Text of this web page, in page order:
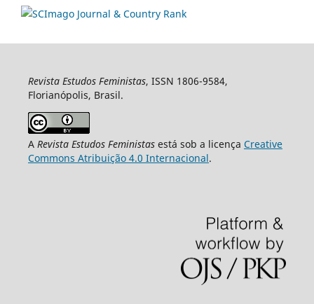
Revista Estudos Feministas, ISSN 1806-9584,
Florianópolis, Brasil.
A Revista Estudos Feministasestá sob a licença Creative
Commons Atribuição 4.0 Internacional.